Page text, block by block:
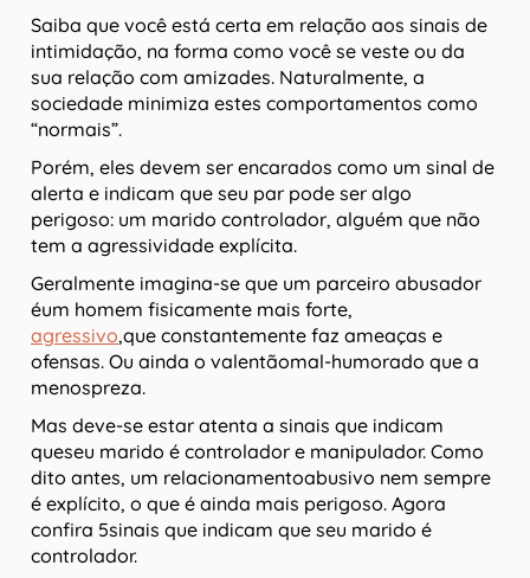
Saiba que você está certa em relação aos sinais de
intimidação, na forma como você se veste ou da
sua relação com amizades. Naturalmente, a
sociedade minimiza estes comportamentos como
“normais”.
Porém, eles devem ser encarados como um sinal de
alerta e indicam que seu par pode ser algo
perigoso: um marido controlador, alguém que não
tem a agressividade explícita.
Geralmente imagina-se que um parceiro abusador
éum homem fisicamente mais forte,
agressivo,que constantemente faz ameaças e
ofensas. Ou ainda o valentãomal-humorado que a
menospreza.
Mas deve-se estar atenta a sinais que indicam
queseu marido é controlador e manipulador. Como
dito antes, um relacionamentoabusivo nem sempre
é explícito, o que é ainda mais perigoso. Agora
confira 5sinais que indicam que seu marido é
controlador.